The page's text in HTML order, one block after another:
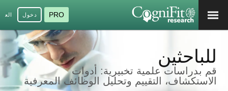
PRO دخول
للباحثين
قم بدراسات علمية تخبيرية: أدوات
الاستكشاف، التقييم وتحليل الوظائف المعرفية